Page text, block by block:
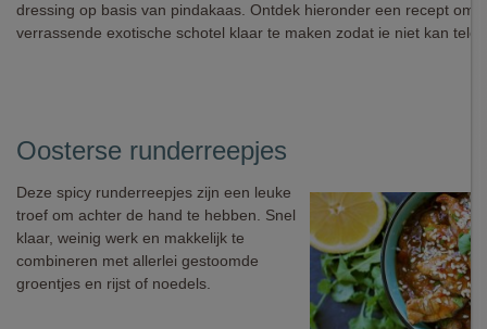
dressing op basis van pindakaas. Ontdek hieronder een recept om
verrassende exotische schotel klaar te maken zodat ie niet kan
Oosterse runderreepjes
Deze spicy runderreepjes zijn een leuke
troef om achter de hand te hebben. Snel
klaar, weinig werk en makkelijk te
combineren met allerlei gestoomde
groentjes en rijst of noedels.